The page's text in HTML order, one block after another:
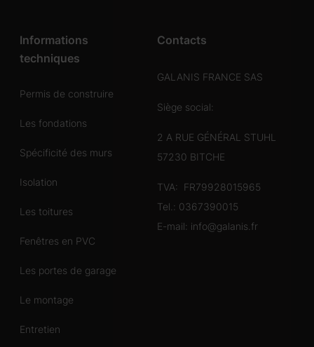
Informations
techniques
Permis de construire
Les fondations
Spécificité des murs
Isolation
Les toitures
Fenêtres en PVC
Les portes de garage
Le montage
Entretien
Contacts
GALANIS FRANCE SAS
Siège social:
2 A RUE GÉNÉRAL STUHL
57230 BITCHE
TVA: FR79928015965
Tel.: 0367390015
E-mail: info@galanis.fr